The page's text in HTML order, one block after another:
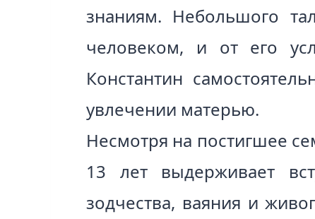
знаниям. Небольшого
человеком, и от его
Константин
увлечении матерью.
Несмотря на постигшее
13 лет выдерживает
зодчества, ваяния и